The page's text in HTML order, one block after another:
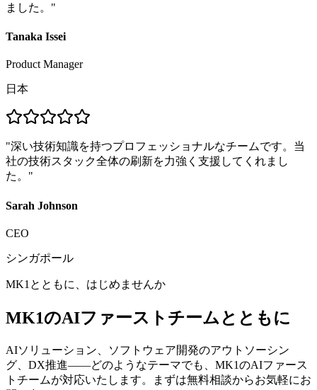
ました。 "
Tanaka Issei
Product Manager
日本
"深い技術知識を持つプロフェッショナルなチームです。当
社の技術スタック全体の刷新を力強く支援してくれまし
た。 "
Sarah Johnson
CEO
シンガポール
MK1とともに、はじめませんか
MK1のAIファーストチームとともに
AIソリューション、ソフトウェア開発のアウトソーシン
グ、DX推進——どのようなテーマでも、MK1のAIファース
トチームが対応いたします。まずは無料相談からお気軽にお